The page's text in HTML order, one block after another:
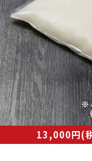
マスチキン
県産黒さつま鶏
若どり
調味料 13,000円(